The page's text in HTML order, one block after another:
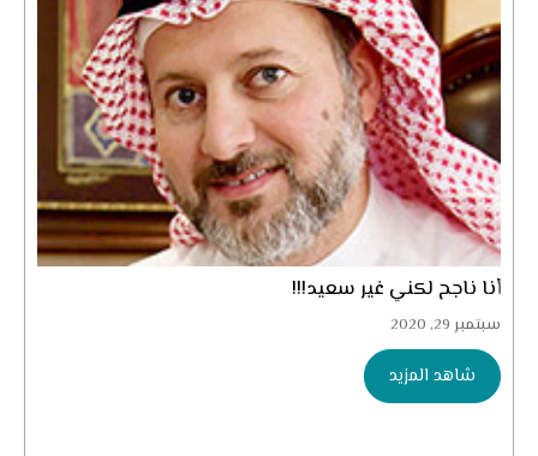
أنا ناجح لكني غير سعيد!!!
سبتمبر 29, 2020
شاهد المزيد